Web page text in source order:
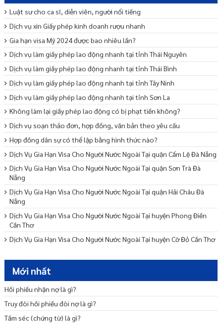
Luật sư cho ca sĩ, diễn viên, người nổi tiếng
Dịch vụ xin Giấy phép kinh doanh rượu nhanh
Gia hạn visa Mỹ 2024 được bao nhiêu lần?
Dịch vụ làm giấy phép lao động nhanh tại tỉnh Thái Nguyên
Dịch vụ làm giấy phép lao động nhanh tại tỉnh Thái Bình
Dịch vụ làm giấy phép lao động nhanh tại tỉnh Tây Ninh
Dịch vụ làm giấy phép lao động nhanh tại tỉnh Sơn La
Không làm lại giấy phép lao động có bị phạt tiền không?
Dịch vụ soạn thảo đơn, hợp đồng, văn bản theo yêu cầu
Hợp đồng dân sự có thể lập bằng hình thức nào?
Dịch Vụ Gia Hạn Visa Cho Người Nước Ngoài Tại quận Cẩm Lệ Đà Nẵng
Dịch Vụ Gia Hạn Visa Cho Người Nước Ngoài Tại quận Sơn Trà Đà
Nẵng
Dịch Vụ Gia Hạn Visa Cho Người Nước Ngoài Tại quận Hải Châu Đà
Nẵng
Dịch Vụ Gia Hạn Visa Cho Người Nước Ngoài Tại huyện Phong Điền
Cần Thơ
Dịch Vụ Gia Hạn Visa Cho Người Nước Ngoài Tại huyện Cờ Đỏ Cần Thơ
Cần Thơ
Dịch Vụ Gia Hạn Visa Cho Người Nước Ngoài Tại quận Thốt Nốt Cần
Thơ
Phí gia hạn visa mỹ hết bao nhiêu tiền? Mất bao lâu?
Dịch Vụ Gia Hạn Visa Cho Người Nước Ngoài Tại quận Cái Răng Cần
Mới nhất
Hối phiếu nhận nợ là gì?
Truy đòi hối phiếu đòi nợ là gì?
Tấm séc (chứng từ) là gì?